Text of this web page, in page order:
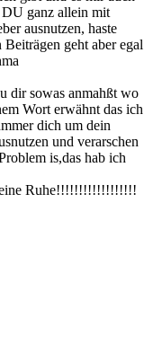
DU ganz allein mit
ausnutzen, haste
geht aber egal
dir sowas anmahßt wo
Wort erwähnt das ich
dich um dein
und verarschen
is,das hab ich
Ruhe!!!!!!!!!!!!!!!!!!